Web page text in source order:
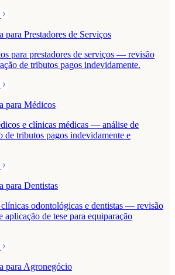
para Prestadores de Serviços
para prestadores de serviços — revisão
de tributos pagos indevidamente.
para Médicos
e clínicas médicas — análise de
de tributos pagos indevidamente e
para Dentistas
odontológicas e dentistas — revisão
de tese para equiparação
para Agronegócio